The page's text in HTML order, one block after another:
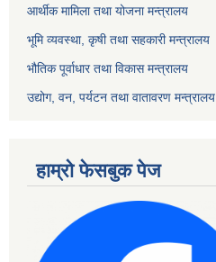
आर्थीक मामिला तथा योजना मन्त्रालय
भूमि व्यवस्था, कृषी तथा सहकारी मन्त्रालय
भौतिक पूर्वाधार तथा विकास मन्त्रालय
उद्योग, वन, पर्यटन तथा वातावरण मन्त्रालय
हाम्रो फेसबुक पेज